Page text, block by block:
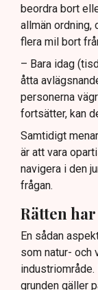
beordra bort
allmän
flera mil bort
– Bara idag
åtta
personerna
fortsätter, kan
Samtidigt
är att vara
navigera i den
frågan.
Rätten
En sådan
som natur- och
grunden gäller